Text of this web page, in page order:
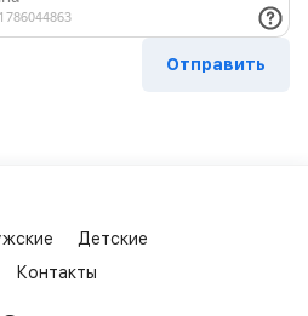
Детские
Контакты